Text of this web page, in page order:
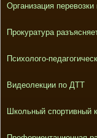
Организация
Прокуратура
Психолого-
Видеолекции по ДТТ
Школьный спортивный